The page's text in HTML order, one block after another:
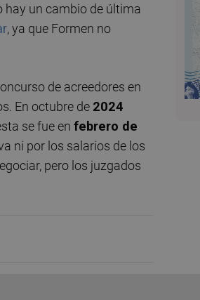
hay un cambio de última
, ya que Formen no
de acreedores en
En octubre de 2024
se fue en febrero de
ni por los salarios de los
pero los juzgados